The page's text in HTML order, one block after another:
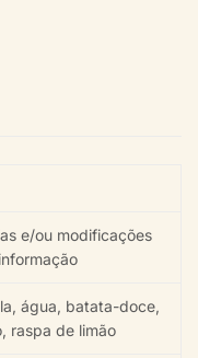
e/ou modificações
água, batata-doce,
raspa de limão